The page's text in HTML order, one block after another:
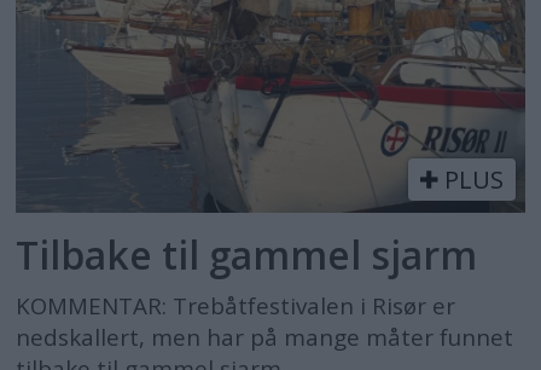
PLUS
Tilbake til gammel sjarm
KOMMENTAR: Trebåtfestivalen i Risør er
nedskallert, men har på mange måter funnet